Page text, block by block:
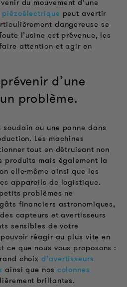
du mouvement d’une
piézoélectrique peut avertir
dangereuse se
l’usine est prévenue, les
attention et agir en
d’une
problème.
ou une panne dans
Les machines
tout en détruisant non
produits mais également la
elle-même ainsi que les
appareils de logistique.
problèmes ne
financiers astronomiques,
capteurs et avertisseurs
sensibles de votre
réagir au plus vite en
ce que nous vous proposons :
choixd’avertisseurs
ainsi que nos colonnes
brillantes.